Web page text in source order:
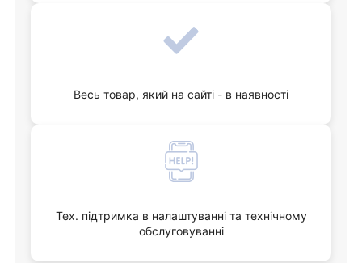
Весь товар, який на сайті - в наявності
Тех. підтримка в налаштуванні та технічному
обслуговуванні